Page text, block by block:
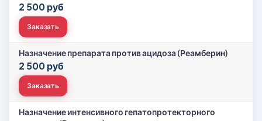
2 500 руб
Заказать
Назначение препарата против ацидоза (Реамберин)
2 500 руб
Заказать
Назначение интенсивного гепатопротекторного